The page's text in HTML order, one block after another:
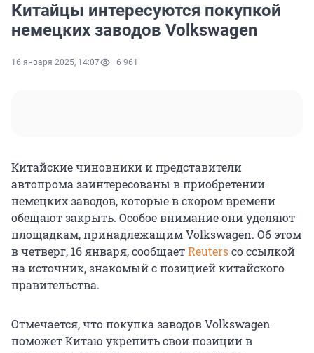
Китайцы интересуются покупкой
немецких заводов Volkswagen
16 января 2025, 14:07 6 961
Китайские чиновники и представители
автопрома заинтересованы в приобретении
немецких заводов, которые в скором времени
обещают закрыть. Особое внимание они уделяют
площадкам, принадлежащим Volkswagen. Об этом
в четверг, 16 января, сообщаетReutersсо ссылкой
на источник, знакомый с позицией китайского
правительства.
Отмечается, что покупка заводов Volkswagen
поможет Китаю укрепить свои позиции в